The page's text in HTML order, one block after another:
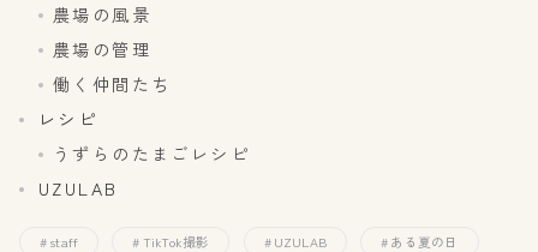
農場の風景
農場の管理
働く仲間たち
レシピ
うずらのたまごレシピ
UZULAB
staff TikTok撮影 UZULAB ある夏の日